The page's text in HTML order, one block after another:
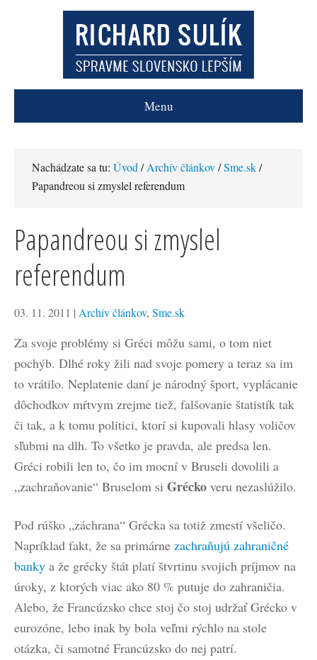
Menu
Nachádzate sa tu: Úvod /Archív článkov/Sme.sk/
Papandreou si zmyslel referendum
Papandreou si zmyslel
referendum
03. 11. 2011 | Archív článkov, Sme.sk
Za svoje problémy si Gréci môžu sami, o tom niet
pochýb. Dlhé roky žili nad svoje pomery a teraz sa im
to vrátilo. Neplatenie daní je národný šport, vyplácanie
dôchodkov mŕtvym zrejme tiež, falšovanie štatistík tak
či tak, a k tomu politici, ktorí si kupovali hlasy voličov
sľubmi na dlh. To všetko je pravda, ale predsa len.
Gréci robili len to, čo im mocní v Bruseli dovolili a
„zachraňovanie“ Bruselom si Grécko veru nezaslúžilo.
Pod rúško „záchrana“ Grécka sa totiž zmestí všeličo.
Napríklad fakt, že sa primárne zachraňujú zahraničné
banky a že grécky štát platí štvrtinu svojich príjmov na
úroky, z ktorých viac ako 80 % putuje do zahraničia.
Alebo, že Francúzsko chce stoj čo stoj udržať Grécko v
eurozóne, lebo inak by bola veľmi rýchlo na stole
otázka, či samotné Francúzsko do nej patrí.